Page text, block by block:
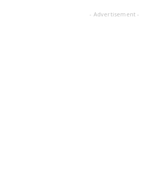
নদীর পাড় থেকে এক ব্যক্তির মৃতদেহ
চাঞ্চল্য
- Advertisement -